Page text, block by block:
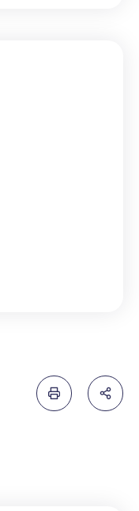
Imprimer cette